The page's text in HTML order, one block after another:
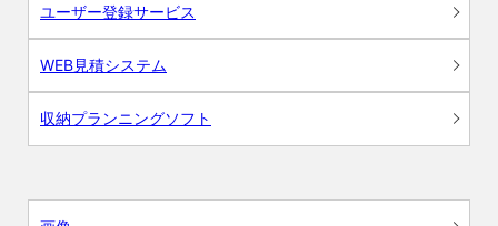
ユーザー登録サービス
WEB見積システム
収納プランニングソフト